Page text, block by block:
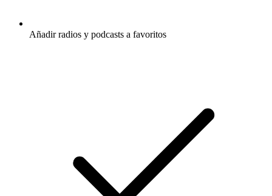
Añadir radios y podcasts a favoritos